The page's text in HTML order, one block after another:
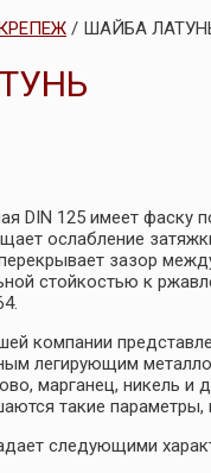
/ ШАЙБА
DIN 125 имеет фаску
ослабление
зазор
стойкостью к
компании
легирующим
марганец, никель и
такие
следующими